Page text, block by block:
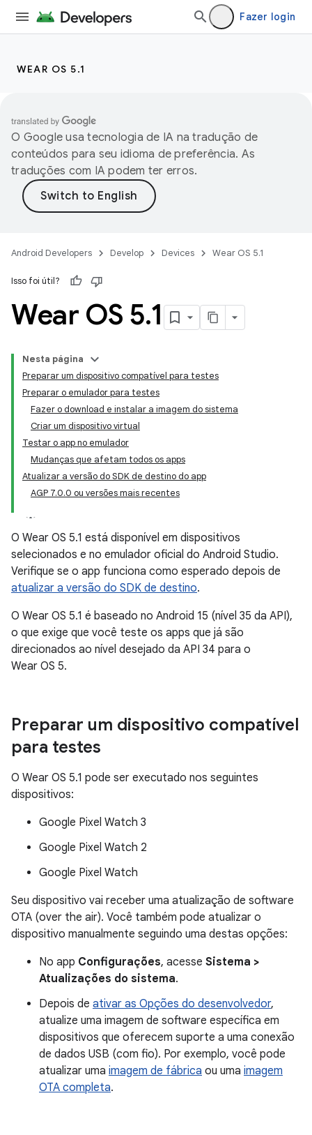
Fazer login
WEAR OS 5.1
O Google usa tecnologia de IA na tradução de
conteúdos para seu idioma de preferência. As
traduções com IA podem ter erros.
Android Developers Develop Devices Wear OS 5.1
Isso foi útil?
Wear OS 5.1
Nesta página
Preparar um dispositivo compatível para testes
Preparar o emulador para testes
Fazer o download e instalar a imagem do sistema
Criar um dispositivo virtual
Testar o app no emulador
Mudanças que afetam todos os apps
Atualizar a versão do SDK de destino do app
AGP 7.0.0 ou versões mais recentes
O Wear OS 5.1 está disponível em dispositivos
selecionados e no emulador oficial do Android Studio.
Verifique se o app funciona como esperado depois de
atualizar a versão do SDK de destino.
O Wear OS 5.1 é baseado no Android 15 (nível 35 da API),
o que exige que você teste os apps que já são
direcionados ao nível desejado da API 34 para o
Wear OS 5.
Preparar um dispositivo compatível
para testes
O Wear OS 5.1 pode ser executado nos seguintes
dispositivos:
Google Pixel Watch 3
Google Pixel Watch 2
Google Pixel Watch
Seu dispositivo vai receber uma atualização de software
OTA (over the air). Você também pode atualizar o
dispositivo manualmente seguindo uma destas opções:
No app Configurações, acesse Sistema >
Atualizações do sistema.
Depois de ativar as Opções do desenvolvedor,
atualize uma imagem de software específica em
dispositivos que oferecem suporte a uma conexão
de dados USB (com fio). Por exemplo, você pode
atualizar uma imagem de fábrica ou uma imagem
OTA completa.